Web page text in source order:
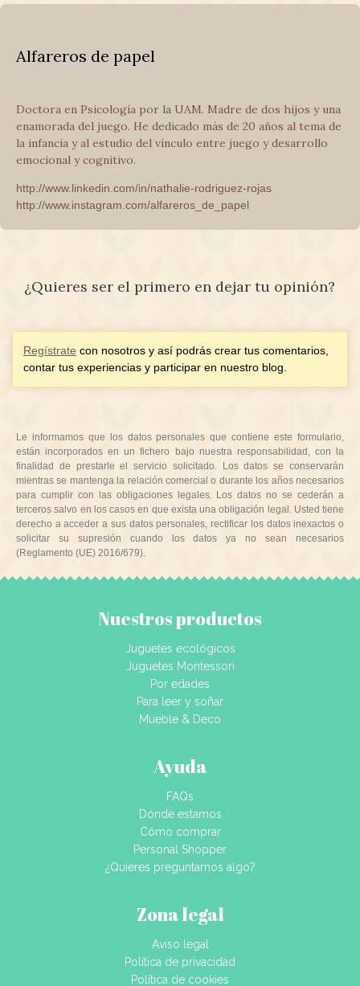
Alfareros de papel
Doctora en Psicología por la UAM. Madre de dos hijos y una
enamorada del juego. He dedicado más de 20 años al tema de
la infancia y al estudio del vínculo entre juego y desarrollo
emocional y cognitivo.
http://www.linkedin.com/in/nathalie-rodriguez-rojas
http://www.instagram.com/alfareros_de_papel
¿Quieres ser el primero en dejar tu opinión?
Regístrate con nosotros y así podrás crear tus comentarios,
contar tus experiencias y participar en nuestro blog.
Le informamos que los datos personales que contiene este formulario,
están incorporados en un fichero bajo nuestra responsabilidad, con la
finalidad de prestarle el servicio solicitado. Los datos se conservarán
mientras se mantenga la relación comercial o durante los años necesarios
para cumplir con las obligaciones legales. Los datos no se cederán a
terceros salvo en los casos en que exista una obligación legal. Usted tiene
derecho a acceder a sus datos personales, rectificar los datos inexactos o
solicitar su supresión cuando los datos ya no sean necesarios
(Reglamento (UE) 2016/679).
Nuestros productos
Juguetes ecológicos
Juguetes Montessori
Por edades
Para leer y soñar
Mueble & Deco
Ayuda
FAQs
Dónde estamos
Cómo comprar
Personal Shopper
¿Quieres preguntarnos algo?
Zona legal
Aviso legal
Política de privacidad
Política de cookies